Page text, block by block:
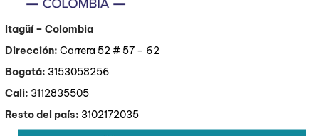
Itagüí– Colombia
Dirección: Carrera 52 # 57 – 62
Bogotá: 3153058256
Cali: 3112835505
Resto del país: 3102172035